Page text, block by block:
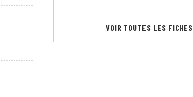
VOIR TOUTES LES FICHES